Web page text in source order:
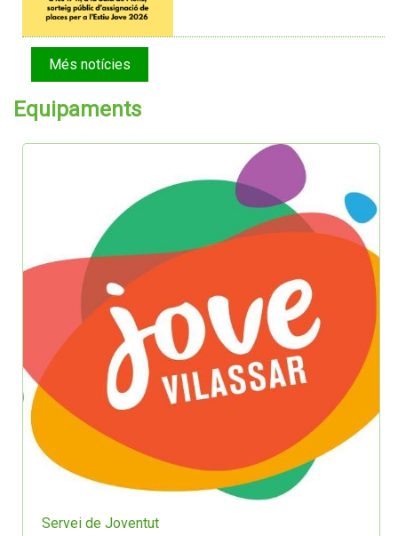
Més notícies
Equipaments
Servei de Joventut